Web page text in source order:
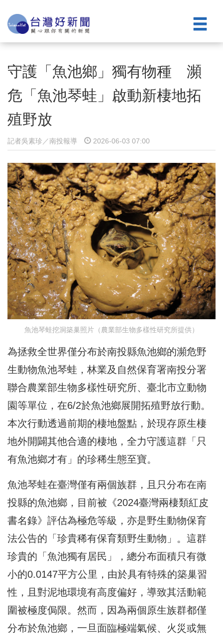
守護「魚池鄉」獨有物種 瀕
危「魚池琴蛙」啟動新棲地拓
殖野放
記者吳素珍／南投報導 2026-06-03 07:00
魚池琴蛙挖洞築巢照片（農業部生物多樣性研究所提供）
為拯救全世界僅分布於南投縣魚池鄉的瀕危野
生動物魚池琴蛙，林業及自然保育署南投分署
聯合農業部生物多樣性研究所、臺北市立動物
園等單位，在6/2於魚池鄉展開拓殖野放行動。
本次行動透過前期的棲地盤點，於現存原生棲
地外開闢其他合適的棲地，全力守護這群「只
有魚池鄉才有」的珍稀生態至寶。
魚池琴蛙在臺灣僅有兩個族群，且只分布在南
投縣的魚池鄉，目前被《2024臺灣兩棲類紅皮
書名錄》評估為極危等級，亦是野生動物保育
法公告的「珍貴稀有保育類野生動物」。這群
珍貴的「魚池獨有居民」，總分布面積只有微
小的0.0147平方公里，由於具有特殊的築巢習
性，且對泥地環境有高度偏好，導致其活動範
圍被極度侷限。然而，因為兩個原生族群都僅
分布於魚池鄉，一旦面臨極端氣候、火災或無